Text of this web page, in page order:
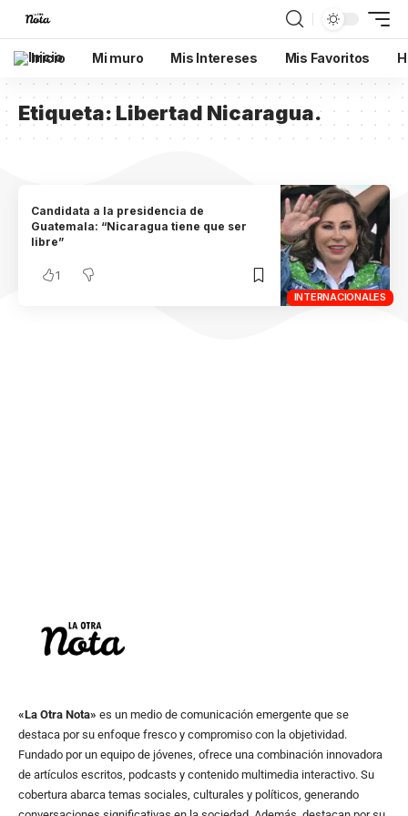
Inicio Mi muro Mis Intereses Mis Favoritos
Etiqueta:Libertad Nicaragua.
INTERNACIONALES
Candidata a la presidencia de
Guatemala: “Nicaragua tiene que ser
libre”
1
«La Otra Nota» es un medio de comunicación emergente que se
destaca por su enfoque fresco y compromiso con la objetividad.
Fundado por un equipo de jóvenes, ofrece una combinación innovadora
de artículos escritos, podcasts y contenido multimedia interactivo. Su
cobertura abarca temas sociales, culturales y políticos, generando